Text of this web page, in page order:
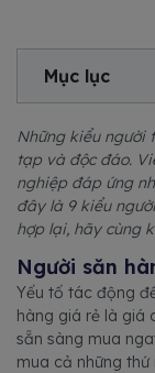
Mục lục
Những kiểu người
tạp và độc đáo.
nghiệp đáp ứng
đây là 9 kiểu
hợp lại, hãy cùng
Người săn
Yếu tố tác động
hàng giá rẻ là giá
sẵn sàng mua
mua cả những